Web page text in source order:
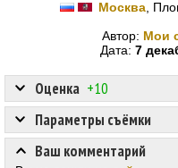
Москва ,
Автор: Мои
Дата: 7
Оценка +10
Параметры съёмки
Ваш комментарий